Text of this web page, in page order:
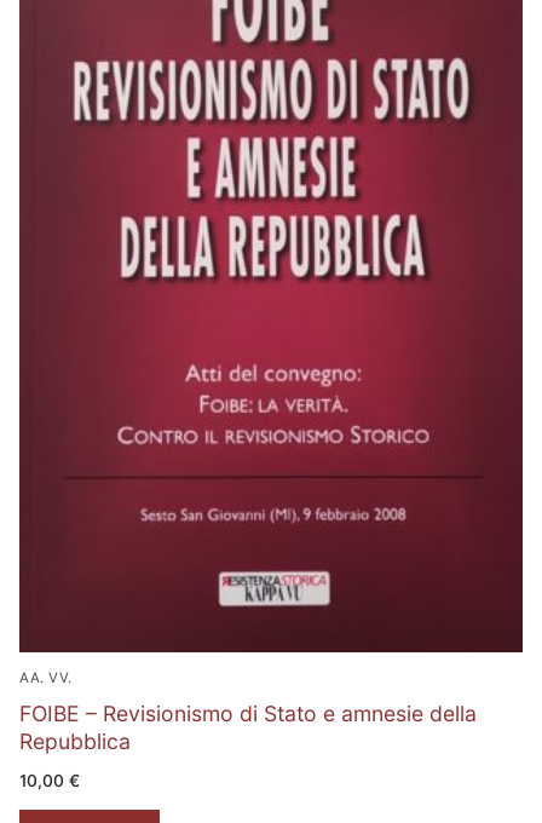
AA. VV.
FOIBE – Revisionismo di Stato e amnesie della
Repubblica
10,00 €